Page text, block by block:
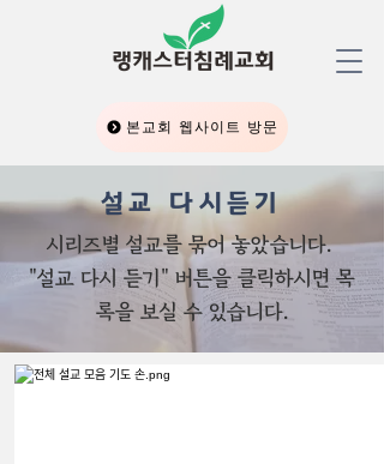
​랭캐스터침례교회
본교회 웹사이트 방문
설교 다시듣기
시리즈별 설교를 묶어 놓았습니다.
"설교 다시 듣기" 버튼을 클릭하시면 목
록을 보실 수 있습니다.